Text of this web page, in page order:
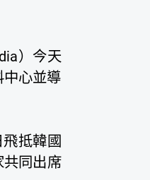
）今天
中心並導
抵韓國
同出席